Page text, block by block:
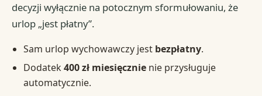
decyzji wyłącznie na potocznym sformułowaniu, że
urlop „jest płatny”.
Sam urlop wychowawczy jest bezpłatny.
Dodatek400 zł miesięcznienie przysługuje
automatycznie.